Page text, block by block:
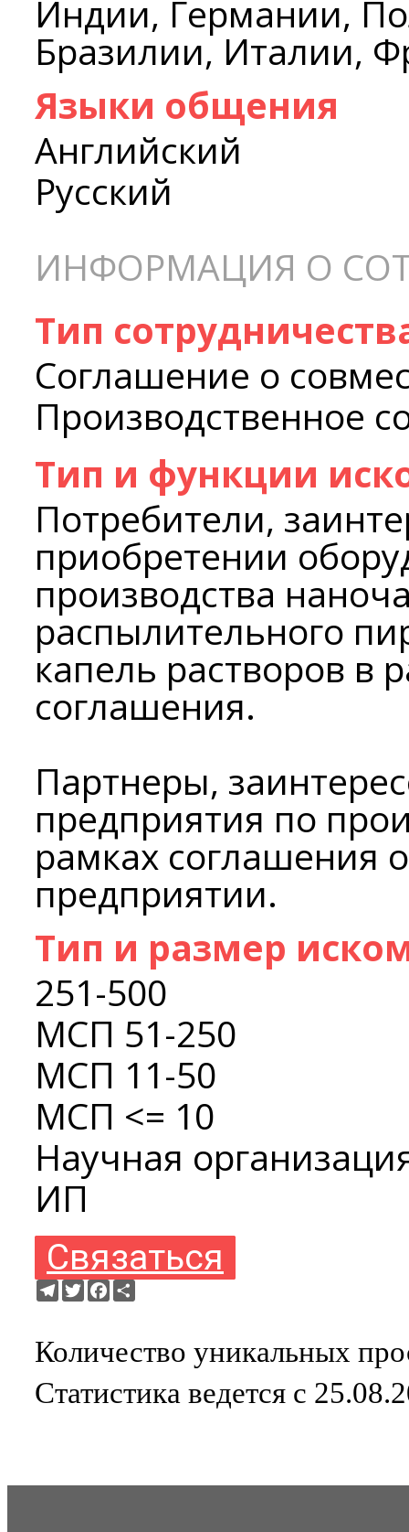
Индии, Германии,
Бразилии, Италии,
Языки общения
Английский
Русский
ИНФОРМАЦИЯ О
Тип
Соглашение о
Производственное
Тип и функции
Потребители,
приобретении
производства
распылительного
капель растворов в
соглашения.
Партнеры,
предприятия по
рамках соглашения
предприятии.
Тип и размер
251-500
МСП 51-250
МСП 11-50
МСП <= 10
Научная
ИП
Связаться
Telegram
TwitterFacebook
Количество уникальных
Статистика ведется с